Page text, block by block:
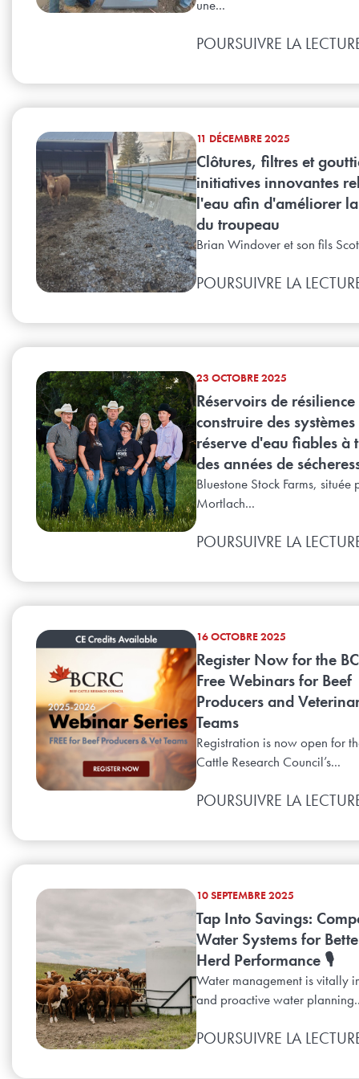
une...
POURSUIVRE LA
11 DÉCEMBRE 2025
Clôtures, filtres et
initiatives innovantes
l'eau afin d'améliorer
du troupeau
Brian Windover et son fils
POURSUIVRE LA
23 OCTOBRE 2025
Réservoirs de résilience
construire des
réserve d'eau fiables à
des années de
Bluestone Stock Farms, située
Mortlach...
POURSUIVRE LA
16 OCTOBRE 2025
Register Now for the
Free Webinars for Beef
Producers and
Teams
Registration is now open for
Cattle Research Council’s...
POURSUIVRE LA
10 SEPTEMBRE 2025
Tap Into Savings:
Water Systems for
Herd Performance 🎙️
Water management is vitally
and proactive water
POURSUIVRE LA